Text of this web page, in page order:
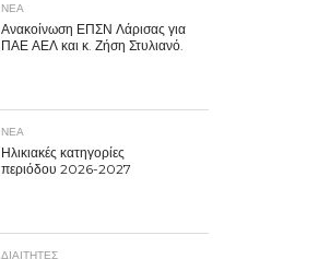
ΝΕΑ
Ανακοίνωση ΕΠΣΝ Λάρισας για
ΠΑΕ ΑΕΛ και κ. Ζήση Στυλιανό.
ΝΕΑ
Ηλικιακές κατηγορίες
περιόδου 2026-2027
ΔΙΑΙΤΗΤΕΣ